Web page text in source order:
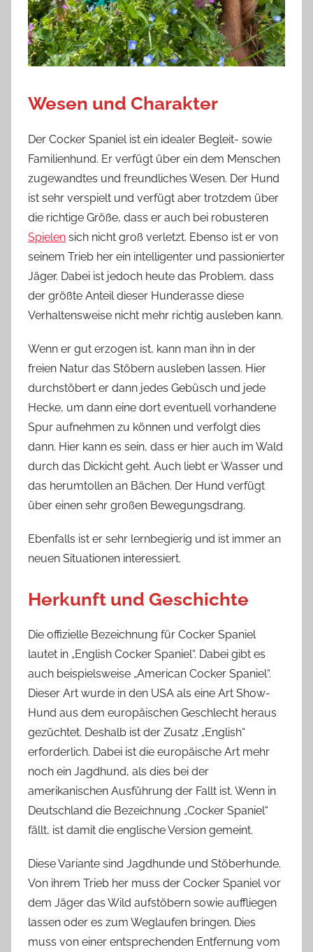
Wesen und Charakter
Der Cocker Spaniel ist ein idealer Begleit- sowie
Familienhund. Er verfügt über ein dem Menschen
zugewandtes und freundliches Wesen. Der Hund
ist sehr verspielt und verfügt aber trotzdem über
die richtige Größe, dass er auch bei robusteren
Spielen sich nicht groß verletzt. Ebenso ist er von
seinem Trieb her ein intelligenter und passionierter
Jäger. Dabei ist jedoch heute das Problem, dass
der größte Anteil dieser Hunderasse diese
Verhaltensweise nicht mehr richtig ausleben kann.
Wenn er gut erzogen ist, kann man ihn in der
freien Natur das Stöbern ausleben lassen. Hier
durchstöbert er dann jedes Gebüsch und jede
Hecke, um dann eine dort eventuell vorhandene
Spur aufnehmen zu können und verfolgt dies
dann. Hier kann es sein, dass er hier auch im Wald
durch das Dickicht geht. Auch liebt er Wasser und
das herumtollen an Bächen. Der Hund verfügt
über einen sehr großen Bewegungsdrang.
Ebenfalls ist er sehr lernbegierig und ist immer an
neuen Situationen interessiert.
Herkunft und Geschichte
Die offizielle Bezeichnung für Cocker Spaniel
lautet in „English Cocker Spaniel“. Dabei gibt es
auch beispielsweise „American Cocker Spaniel“.
Dieser Art wurde in den USA als eine Art Show-
Hund aus dem europäischen Geschlecht heraus
gezüchtet. Deshalb ist der Zusatz „English“
erforderlich. Dabei ist die europäische Art mehr
noch ein Jagdhund, als dies bei der
amerikanischen Ausführung der Fallt ist. Wenn in
Deutschland die Bezeichnung „Cocker Spaniel“
fällt, ist damit die englische Version gemeint.
Diese Variante sind Jagdhunde und Stöberhunde.
Von ihrem Trieb her muss der Cocker Spaniel vor
dem Jäger das Wild aufstöbern sowie auffliegen
lassen oder es zum Weglaufen bringen. Dies
muss von einer entsprechenden Entfernung vom